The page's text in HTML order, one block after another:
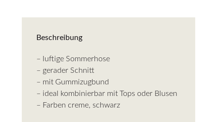
Beschreibung
– luftige Sommerhose
– gerader Schnitt
– mit Gummizugbund
– ideal kombinierbar mit Tops oder Blusen
– Farben creme, schwarz